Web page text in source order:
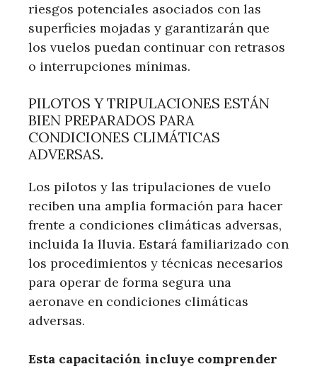
riesgos potenciales asociados con las
superficies mojadas y garantizarán que
los vuelos puedan continuar con retrasos
o interrupciones mínimas.
PILOTOS Y TRIPULACIONES ESTÁN
BIEN PREPARADOS PARA
CONDICIONES CLIMÁTICAS
ADVERSAS.
Los pilotos y las tripulaciones de vuelo
reciben una amplia formación para hacer
frente a condiciones climáticas adversas,
incluida la lluvia. Estará familiarizado con
los procedimientos y técnicas necesarios
para operar de forma segura una
aeronave en condiciones climáticas
adversas.
Esta capacitación incluye comprender